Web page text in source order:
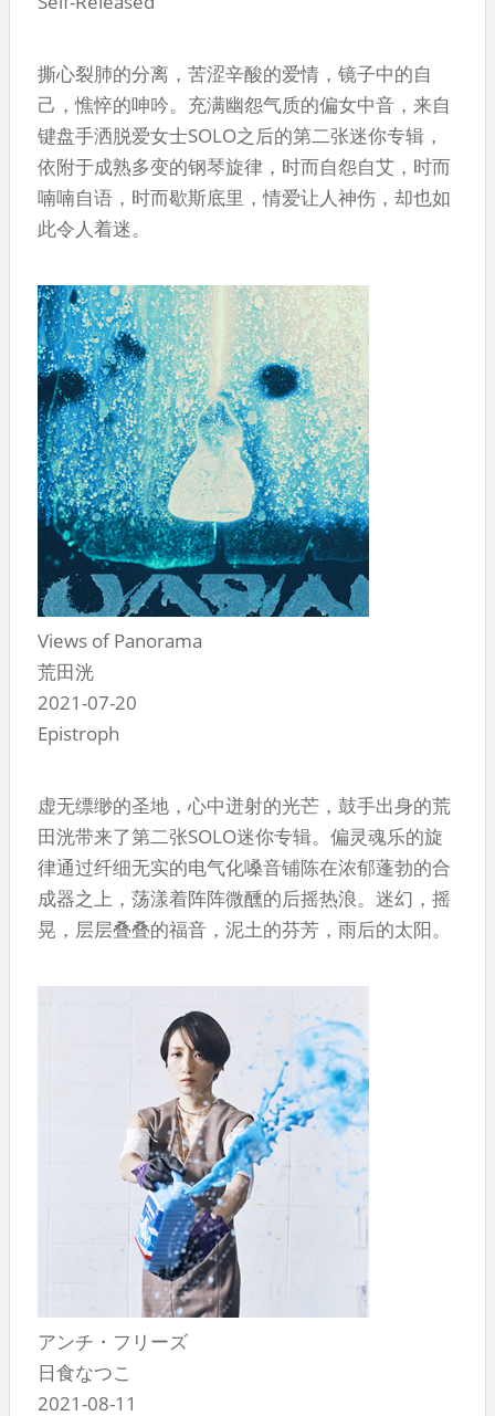
撕心裂肺的分离，苦涩辛酸的爱情，镜子中的自
己，憔悴的呻吟。充满幽怨气质的偏女中音，来自
键盘手洒脱爱女士SOLO之后的第二张迷你专辑，
依附于成熟多变的钢琴旋律，时而自怨自艾，时而
喃喃自语，时而歇斯底里，情爱让人神伤，却也如
此令人着迷。
Views of Panorama
荒田洸
2021-07-20
Epistroph
虚无缥缈的圣地，心中迸射的光芒，鼓手出身的荒
田洸带来了第二张SOLO迷你专辑。偏灵魂乐的旋
律通过纤细无实的电气化嗓音铺陈在浓郁蓬勃的合
成器之上，荡漾着阵阵微醺的后摇热浪。迷幻，摇
晃，层层叠叠的福音，泥土的芬芳，雨后的太阳。
アンチ・フリーズ
日食なつこ
2021-08-11